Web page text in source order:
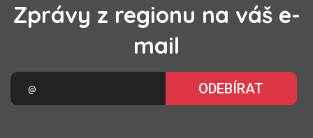
Zprávy z regionu na váš e-
mail
ODEBÍRAT